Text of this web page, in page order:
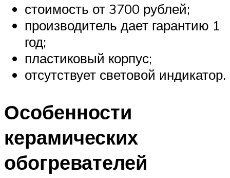
стоимость от 3700 рублей;
производитель дает гарантию 1
год;
пластиковый корпус;
отсутствует световой индикатор.
Особенности
керамических
обогревателей